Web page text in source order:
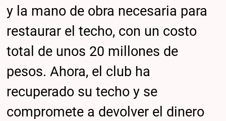
y la mano de obra necesaria para
restaurar el techo, con un costo
total de unos 20 millones de
pesos. Ahora, el club ha
recuperado su techo y se
compromete a devolver el dinero